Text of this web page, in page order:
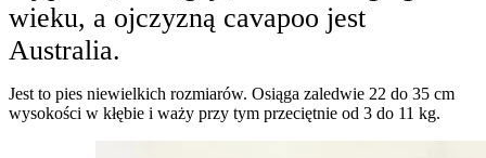
wieku, a ojczyzną cavapoo jest
Australia.
Jest to pies niewielkich rozmiarów. Osiąga zaledwie 22 do 35 cm
wysokości w kłębie i waży przy tym przeciętnie od 3 do 11 kg.